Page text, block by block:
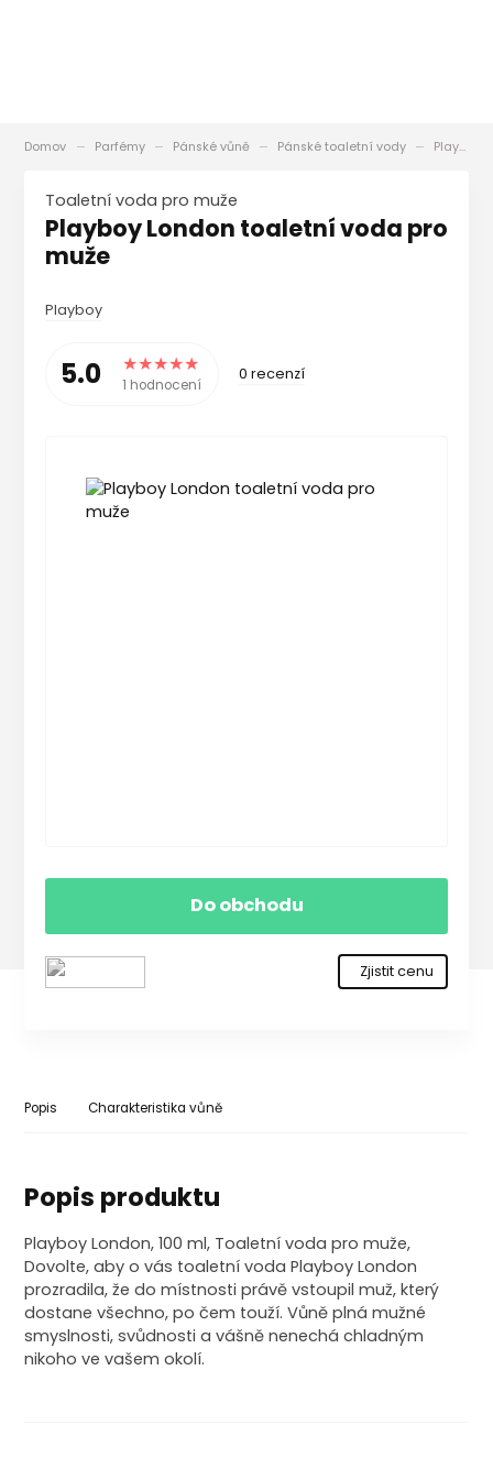
Domov Parfémy Pánské vůně Pánské toaletní vody Playboy London toaletní voda pro muže
toaletní voda pro muže
Playboy London toaletní voda pro
muže
Playboy
5.0 1 hodnocení
0 recenzí
Do obchodu
Zjistit cenu
Popis Charakteristika vůně
Popis produktu
Playboy London, 100 ml, Toaletní voda pro muže,
Dovolte, aby o vás toaletní voda Playboy London
prozradila, že do místnosti právě vstoupil muž, který
dostane všechno, po čem touží. Vůně plná mužné
smyslnosti, svůdnosti a vášně nenechá chladným
nikoho ve vašem okolí.